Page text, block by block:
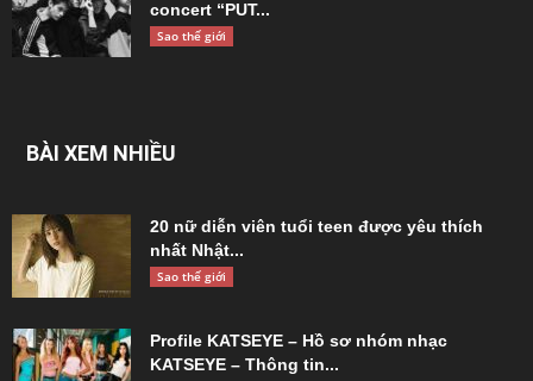
concert “PUT...
Sao thế giới
BÀI XEM NHIỀU
20 nữ diễn viên tuổi teen được yêu thích
nhất Nhật...
Sao thế giới
Profile KATSEYE – Hồ sơ nhóm nhạc
KATSEYE – Thông tin...